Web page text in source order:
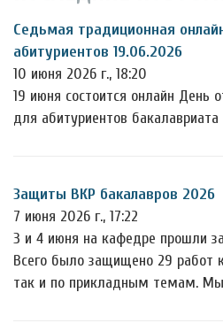
Седьмая традиционная
абитуриентов 19.06.2026
10 июня 2026 г., 18:20
19 июня состоится онлайн День
для абитуриентов
Защиты ВКР бакалавров 2026
7 июня 2026 г., 17:22
3 и 4 июня на кафедре прошли
Всего было защищено 29 работ
так и по прикладным темам.